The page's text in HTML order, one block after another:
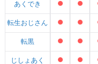
あくでき
転生おじさん
転黒
じしょあく